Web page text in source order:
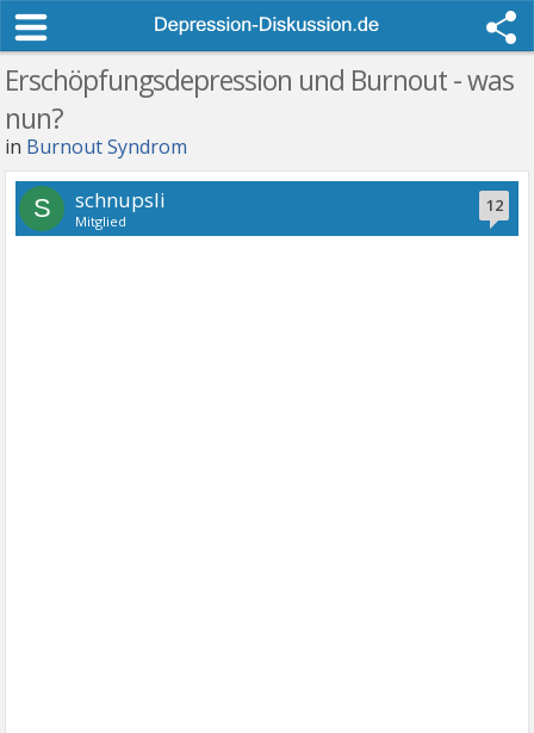
Erschöpfungsdepression und Burnout - was
nun?
in Burnout Syndrom
12
S schnupsli
Mitglied